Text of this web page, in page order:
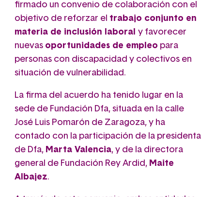
firmado un convenio de colaboración con el
objetivo de reforzar el trabajo conjunto en
materia de inclusión laboral y favorecer
nuevas oportunidades de empleo para
personas con discapacidad y colectivos en
situación de vulnerabilidad.
La firma del acuerdo ha tenido lugar en la
sede de Fundación Dfa, situada en la calle
José Luis Pomarón de Zaragoza, y ha
contado con la participación de la presidenta
de Dfa, Marta Valencia, y de la directora
general de Fundación Rey Ardid, Maite
Albajez.